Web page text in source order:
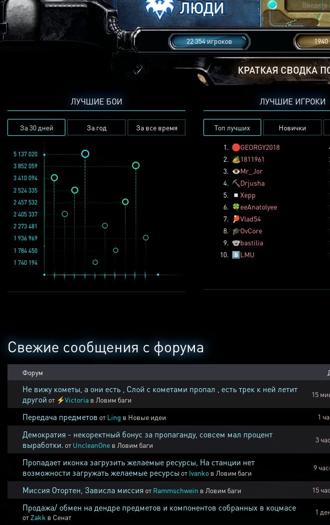
22 354 игроков 1940
КРАТКАЯ СВОДКА
ЛУЧШИЕ БОИ
За 30 дней За год За все время
1 936 969
3 852 059
2 457 532
1 784 450
2 273 481
1 740 194
5 137 020
2 524 335
2 405 337
3 410 094
ЛУЧШИЕ ИГРОКИ
Топ лучших Новички
1. 🛑GEORGY2018
2. 🏕️1811961
3. 👁️Mr_Jor
4. ⛏️ Drjusha
5.
◽ Xepp
6. 🍀eeAnatolyee
7.
🏓Vlad54
8. 🎓OvCore
9. 🐨bastilia
10. 8️⃣LMU
Свежие сообщения с форума
Форум
Не вижу кометы, а они есть , Слой с кометами пропал , есть трек к ней летит
другой от ⚡Victoria в Ловим баги
15
Передача предметов от Ling в Новые идеи 1
Демократия - некоректный бонус за пропаганду, совсем мал процент
выработки. от UncleanOne в Ловим баги
3
Пропадает иконка загрузить желаемые ресурсы, На станции нет
возможности загружать желаемые ресурсы от Ivanko в Ловим баги
9
Миссия Отортен, Зависла миссия от Rammschwein в Ловим баги 15
Продажа/ обмен на дендре предметов и компонентов собранных в коцмасе
от Zakk в Сенат
1